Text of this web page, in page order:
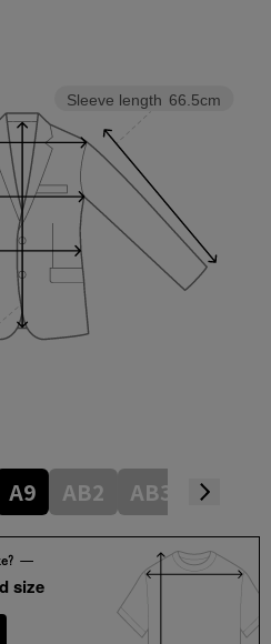
Sleeve length 66.5cm
A9 AB2 AB3 AB4
size